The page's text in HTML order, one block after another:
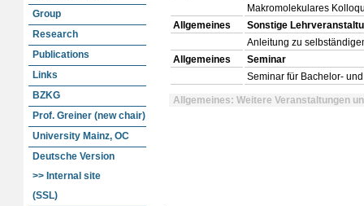
Group
Research
Publications
Links
BZKG
Prof. Greiner (new chair)
University Mainz, OC
Deutsche Version
>> Internal site
(SSL)
Makromolekulares
Allgemeines
Sonstige
Anleitung zu
Allgemeines
Seminar
Seminar für Bachelor-
Allgemeines: Weitere Veranstaltungen